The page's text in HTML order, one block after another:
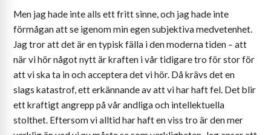
Men jag hade inte alls ett fritt sinne, och jag hade inte
förmågan att se igenom min egen subjektiva medvetenhet.
Jag tror att det är en typisk fälla i den moderna tiden – att
när vi hör något nytt är kraften i vår tidigare tro för stor för
att vi ska ta in och acceptera det vi hör. Då krävs det en
slags katastrof, ett erkännande av att vi har haft fel. Det blir
ett kraftigt angrepp på vår andliga och intellektuella
stolthet. Eftersom vi alltid har haft en viss tro är den mer